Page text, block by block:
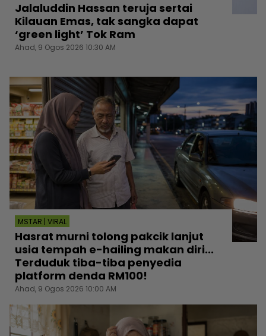
Jalaluddin Hassan teruja sertai
Kilauan Emas, tak sangka dapat
‘green light’ Tok Ram
Ahad, 9 Ogos 2026 10:30 AM
MSTAR | VIRAL
Hasrat murni tolong pakcik lanjut
usia tempah e-hailing makan diri...
Terduduk tiba-tiba penyedia
platform denda RM100!
Ahad, 9 Ogos 2026 10:00 AM